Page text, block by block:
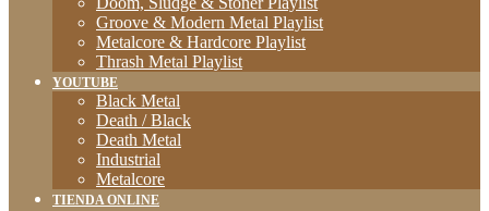
Groove & Modern Metal Playlist
Metalcore & Hardcore Playlist
Thrash Metal Playlist
YOUTUBE
Black Metal
Death / Black
Death Metal
Industrial
Metalcore
TIENDA ONLINE